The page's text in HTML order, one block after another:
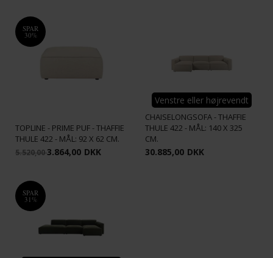
SPAR
30%
TOPLINE - PRIME PUF - THAFFIE
THULE 422 - MÅL: 92 X 62 CM.
5.520,003.864,00 DKK
Venstre eller højrevendt
TOPLINE - PRIME STOR
CHAISELONGSOFA - THAFFIE
THULE 422 - MÅL: 140 X 325
CM.
30.885,00 DKK
SPAR
31%